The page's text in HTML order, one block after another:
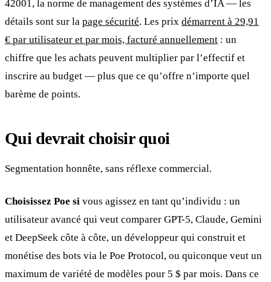
42001, la norme de management des systèmes d’IA — les
détails sont sur la page sécurité. Les prix démarrent à 29,91
€ par utilisateur et par mois, facturé annuellement : un
chiffre que les achats peuvent multiplier par l’effectif et
inscrire au budget — plus que ce qu’offre n’importe quel
barème de points.
Qui devrait choisir quoi
Segmentation honnête, sans réflexe commercial.
Choisissez Poe si vous agissez en tant qu’individu : un
utilisateur avancé qui veut comparer GPT-5, Claude, Gemini
et DeepSeek côte à côte, un développeur qui construit et
monétise des bots via le Poe Protocol, ou quiconque veut un
maximum de variété de modèles pour 5 $ par mois. Dans ce